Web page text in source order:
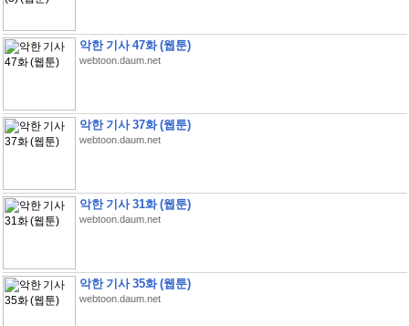
악한 기사 47화 (웹툰)
webtoon.daum.net
악한 기사 37화 (웹툰)
webtoon.daum.net
악한 기사 31화 (웹툰)
webtoon.daum.net
악한 기사 35화 (웹툰)
webtoon.daum.net